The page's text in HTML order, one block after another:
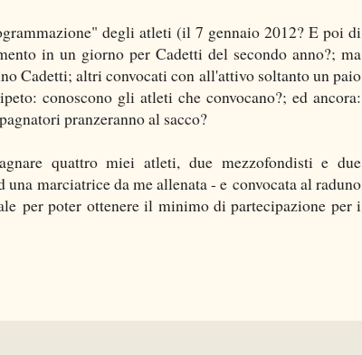
degli atleti (il 7 gennaio 2012? E poi di
in un giorno per Cadetti del secondo anno?; ma
Cadetti; altri convocati con all'attivo soltanto un paio
conoscono gli atleti che convocano?; ed ancora:
pranzeranno al sacco?
quattro miei atleti, due mezzofondisti e due
marciatrice da me allenata - e convocata al raduno
per poter ottenere il minimo di partecipazione per i